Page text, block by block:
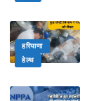
हरियाणा
हेल्थ